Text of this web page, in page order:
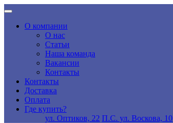
О компании
О нас
Статьи
Наша команда
Вакансии
Контакты
Контакты
Доставка
Оплата
Где купить?
ул. Оптиков, 22 П.С. ул. Воскова, 10